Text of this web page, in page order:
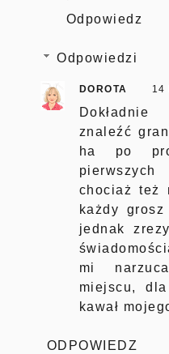
Odpowiedz
Odpowiedzi
DOROTA 14
znaleźć
ha po
pierwszych
chociaż też
każdy
jednak
mi
miejscu,
kawał
ODPOWIEDZ